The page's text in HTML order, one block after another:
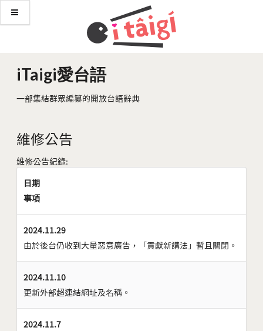
iTaigi愛台語
一部集結群眾編纂的開放台語辭典
維修公告
維修公告紀錄:
日期
事項
2024.11.29
由於後台仍收到大量惡意廣告，「貢獻新講法」暫且關閉。
2024.11.10
更新外部超連結網址及名稱。
2024.11.7